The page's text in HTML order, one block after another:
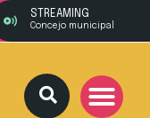
STREAMING
Concejo municipal